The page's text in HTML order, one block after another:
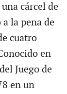
cárcel de
la pena de
cuatro
en
Juego de
en un